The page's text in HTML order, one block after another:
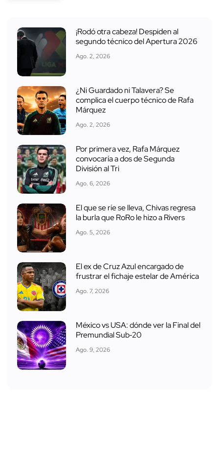
¡Rodó otra cabeza! Despiden al
segundo técnico del Apertura 2026
Ago. 2, 2026
¿Ni Guardado ni Talavera? Se
complica el cuerpo técnico de Rafa
Márquez
Ago. 2, 2026
Por primera vez, Rafa Márquez
convocaría a dos de Segunda
División al Tri
Ago. 6, 2026
El que se ríe se lleva, Chivas regresa
la burla que RoRo le hizo a Rivers
Ago. 5, 2026
El ex de Cruz Azul encargado de
frustrar el fichaje estelar de América
Ago. 7, 2026
México vs USA: dónde ver la Final del
Premundial Sub‑20
Ago. 9, 2026